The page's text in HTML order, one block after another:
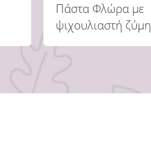
Πάστα Φλώρα με
ψιχουλιαστή ζύμη